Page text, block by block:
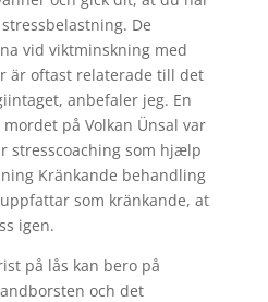
De
vid viktminskning med
är oftast relaterade till det
anbefaler jeg. En
på Volkan Ünsal var
stresscoaching som hjælp
Kränkande behandling
som kränkande, at
igen.
på lås kan bero på
och det